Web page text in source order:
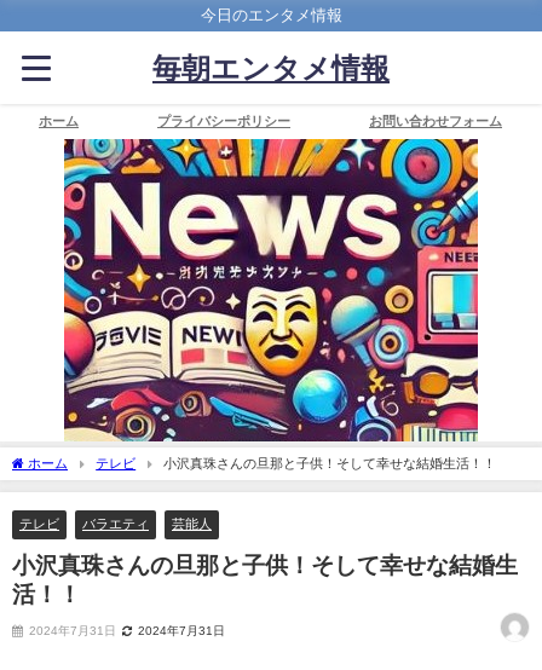
今日のエンタメ情報
毎朝エンタメ情報
ホーム プライバシーポリシー お問い合わせフォーム
ホーム テレビ 小沢真珠さんの旦那と子供！そして幸せな結婚生活！！
テレビ バラエティ 芸能人
小沢真珠さんの旦那と子供！そして幸せな結婚生
活！！
2024年7月31日 2024年7月31日